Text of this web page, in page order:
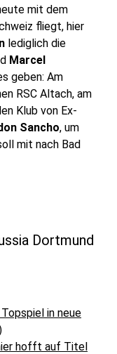
mit dem
fliegt, hier
lediglich die
Marcel
geben: Am
RSC Altach, am
Klub von Ex-
Sancho, um
mit nach Bad
Dortmund
in neue
hofft auf Titel